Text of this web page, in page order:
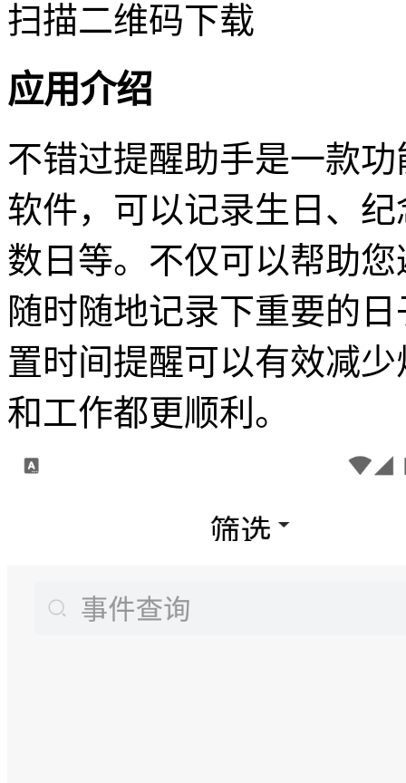
扫描二维码下载
应用介绍
不错过提醒助手是一款
软件，可以记录生日、
数日等。不仅可以帮助
随时随地记录下重要的
置时间提醒可以有效减
和工作都更顺利。